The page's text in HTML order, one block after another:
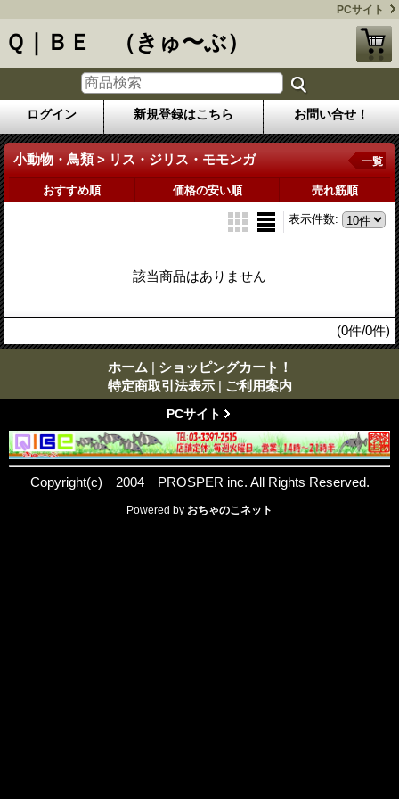
PCサイト
Ｑ｜ＢＥ （きゅ〜ぶ）
ログイン 新規登録はこちら お問い合せ！
小動物・鳥類 > リス・ジリス・モモンガ 一覧
おすすめ順 価格の安い順 売れ筋順
表示件数:
該当商品はありません
(0件/0件)
ホーム | ショッピングカート！
特定商取引法表示 | ご利用案内
PCサイト
Copyright(c) 2004 PROSPER inc. All Rights Reserved.
Powered by おちゃのこネット